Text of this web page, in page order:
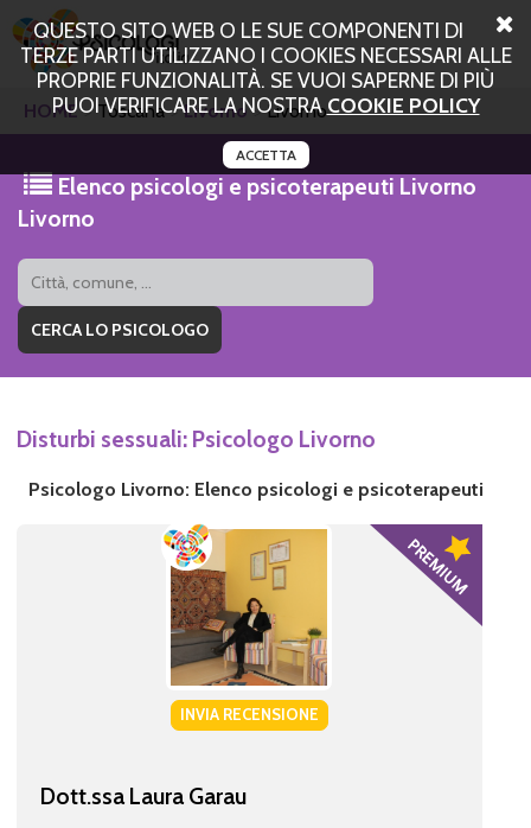
QUESTO SITO WEB O LE SUE COMPONENTI DI
TERZE PARTI UTILIZZANO I COOKIES NECESSARI ALLE
PROPRIE FUNZIONALITÀ. SE VUOI SAPERNE DI PIÙ
PUOI VERIFICARE LA NOSTRACOOKIE POLICY
ACCETTA
HOME Toscana Livorno Livorno
Elenco psicologi e psicoterapeuti Livorno
Livorno
Disturbi sessuali: Psicologo Livorno
Psicologo Livorno: Elenco psicologi e psicoterapeuti
INVIA RECENSIONE
Dott.ssa Laura Garau